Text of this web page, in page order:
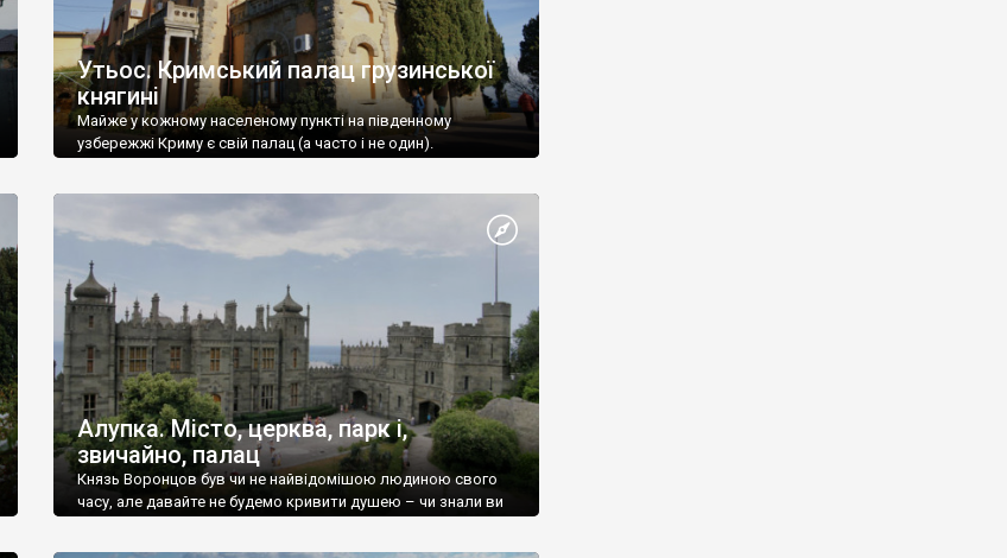
Утьос. Кримський палац грузинської
княгині
Майже у кожному населеному пункті на південному
узбережжі Криму є свій палац (а часто і не один).
Алупка. Місто, церква, парк і,
звичайно, палац
Князь Воронцов був чи не найвідомішою людиною свого
часу, але давайте не будемо кривити душею – чи знали ви